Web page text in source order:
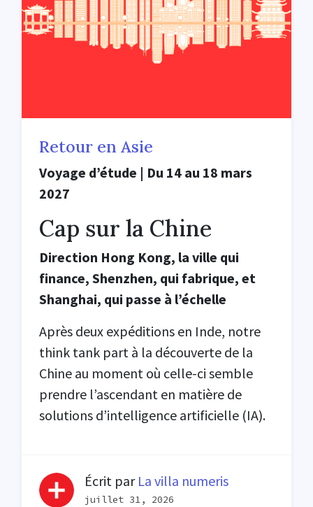
Retour en Asie
Voyage d’étude | Du 14 au 18 mars
2027
Cap sur la Chine
Direction Hong Kong, la ville qui
finance, Shenzhen, qui fabrique, et
Shanghai, qui passe à l’échelle
Après deux expéditions en Inde, notre
think tank part à la découverte de la
Chine au moment où celle-ci semble
prendre l’ascendant en matière de
solutions d’intelligence artificielle (IA).
Écrit par La villa numeris
juillet 31, 2026